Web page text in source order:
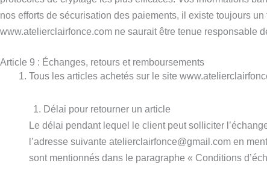
nos efforts de sécurisation des paiements, il existe toujours
www.atelierclairfonce.com ne saurait être tenue responsable
Article 9 : Échanges, retours et remboursements
Tous les articles achetés sur le site
Délai pour retourner un article
Le délai pendant lequel le client peut solliciter
l’adresse suivante atelierclairfonce@gmail.com en
sont mentionnés dans le paragraphe « Conditions